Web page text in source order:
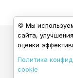
🍪 Мы
сайта,
оценки
Политика
cookie